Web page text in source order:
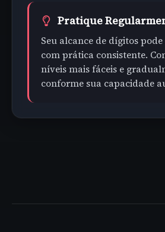
Pratique
Seu alcance de dígitos
com prática consistente.
níveis mais fáceis e
conforme sua capacidade